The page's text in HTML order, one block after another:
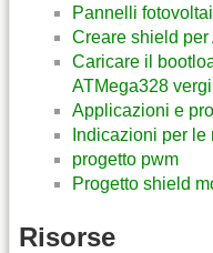
Pannelli
Creare shield
Caricare il
ATMega328
Applicazioni e
Indicazioni per le
progetto pwm
Progetto shield
Risorse